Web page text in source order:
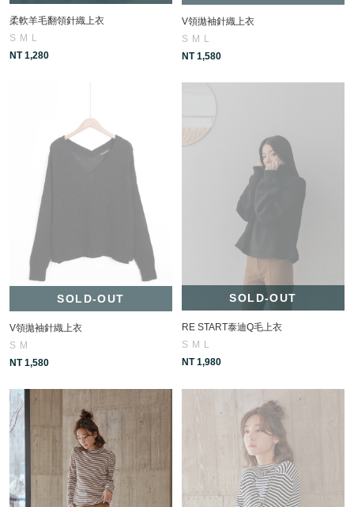
柔軟羊毛翻領針織上衣
S M L
NT 1,280
V領拋袖針織上衣
S M L
NT 1,580
SOLD-OUT
V領拋袖針織上衣
S M
NT 1,580
SOLD-OUT
RE START泰迪Q毛上衣
S M
L
NT 1,980